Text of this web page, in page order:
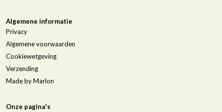
Algemene informatie
Privacy
Algemene voorwaarden
Cookiewetgeving
Verzending
Made by Marlon
Onze pagina's